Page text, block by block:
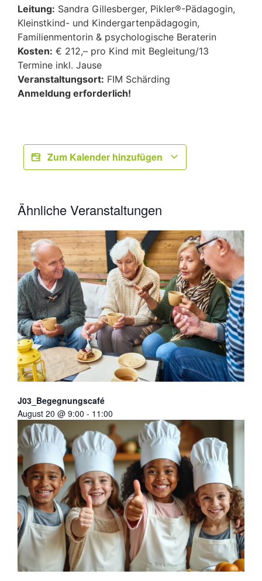
Leitung: Sandra Gillesberger, Pikler®-Pädagogin,
Kleinstkind- und Kindergartenpädagogin,
Familienmentorin & psychologische Beraterin
Kosten: € 212,– pro Kind mit Begleitung/13
Termine inkl. Jause
Veranstaltungsort: FIM Schärding
Anmeldung erforderlich!
Zum Kalender hinzufügen
Ähnliche Veranstaltungen
J03_Begegnungscafé
August 20 @ 9:00 - 11:00